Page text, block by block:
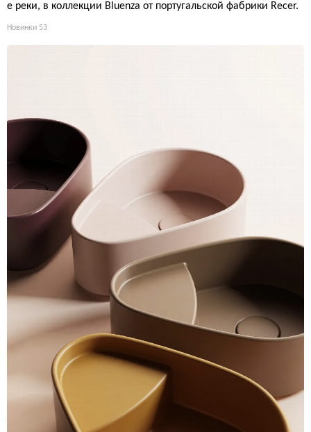
е реки, в коллекции Bluenza от португальской фабрики Recer.
Новинки 53